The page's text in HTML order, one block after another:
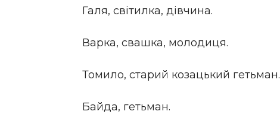
Галя, світилка, дівчина.
Варка, свашка, молодиця.
Томило, старий козацький гетьман.
Байда, гетьман.